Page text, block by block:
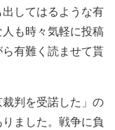
してはるような有
も時々気軽に投稿
有難く読ませて貰
判を受諾した」の
ました。戦争に負